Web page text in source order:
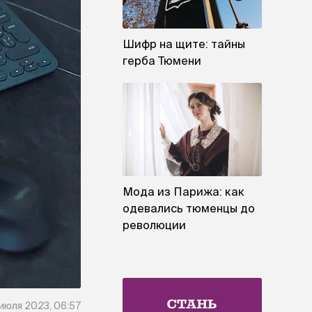
2023, 06:57
Шифр на щите: тайны
герба Тюмени
Мода из Парижа: как
одевались тюменцы до
революции